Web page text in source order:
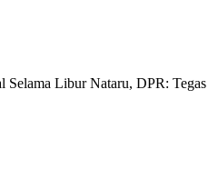
Libur Nataru, DPR: Tegas